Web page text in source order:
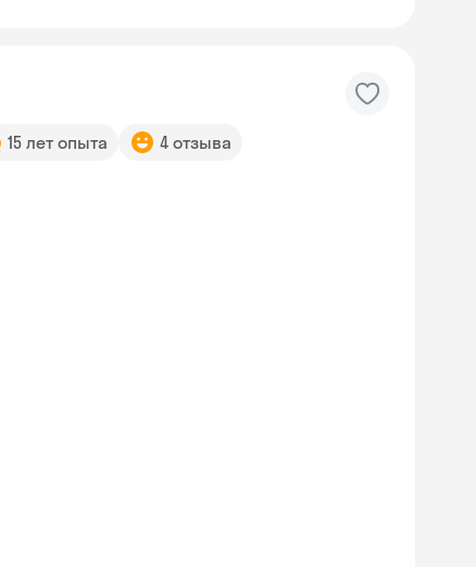
15 лет опыта 4 отзыва